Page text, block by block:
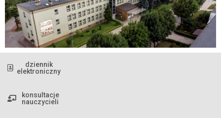
dziennik
elektroniczny
konsultacje
nauczycieli